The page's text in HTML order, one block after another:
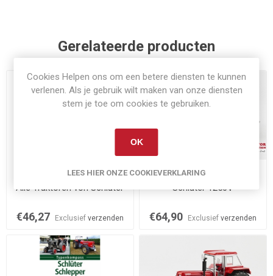
Gerelateerde producten
Op voorraad
Alle Traktoren von Schlüter
€46,27 Exclusief verzenden
Op voorraad
Schlüter 1250V
€64,90 Exclusiefverzenden
Cookies Helpen ons om een betere diensten te kunnen
verlenen. Als je gebruik wilt maken van onze diensten
stem je toe om cookies te gebruiken.
OK
LEES HIER ONZE COOKIEVERKLARING